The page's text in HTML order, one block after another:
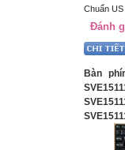
Chuẩn
Đánh
Bàn